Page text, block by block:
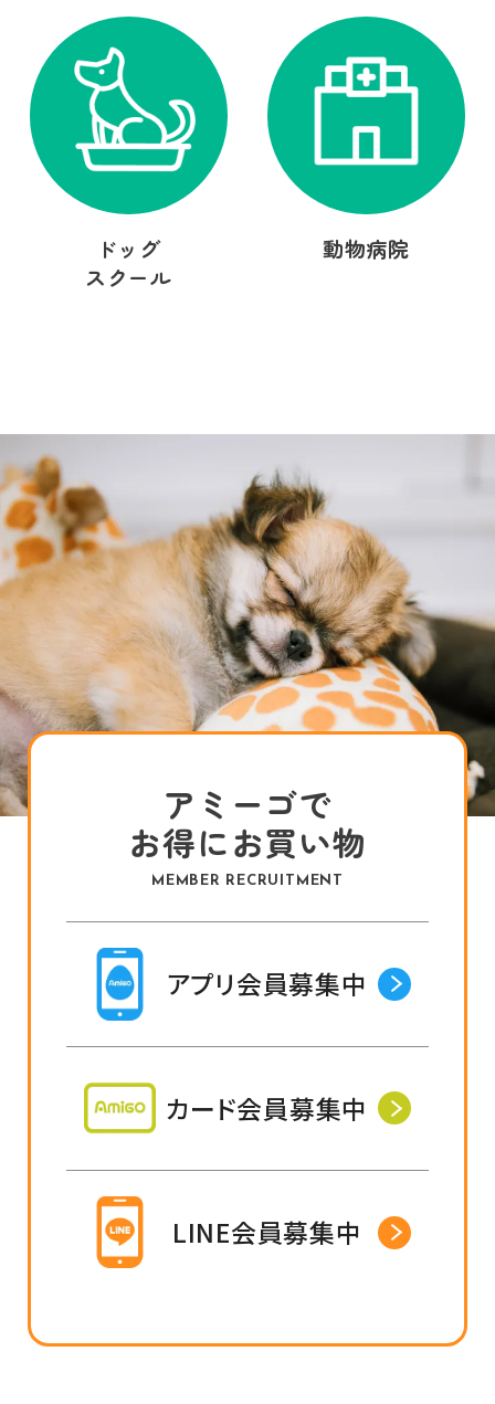
ドッグ
スクール
動物病院
アミーゴで
お得にお買い物
MEMBER RECRUITMENT
アプリ会員募集中
カード会員募集中
LINE会員募集中